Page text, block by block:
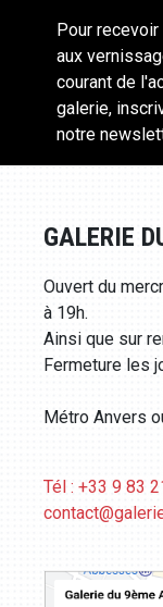
Pour
aux
courant de
galerie,
notre
GALERIE
Ouvert du
à 19h.
Ainsi que sur
Fermeture les
Métro Anvers
Tél : +33 9 83